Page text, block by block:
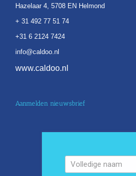
Hazelaar 4, 5708 EN Helmond
+ 31 492 77 51 74
+31 6 2124 7424
info@caldoo.nl
www.caldoo.nl
Aanmelden nieuwsbrief